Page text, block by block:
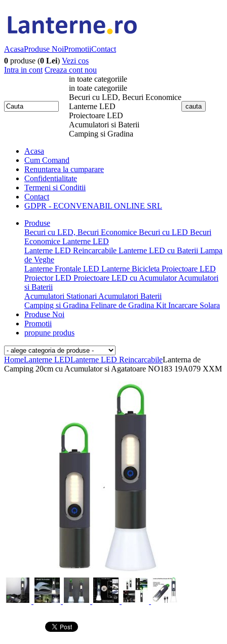
AcasaProduse NoiPromotiiContact
0 produse (0 Lei) Vezi cos
Intra in cont Creaza cont nou
in toate categoriile
in toate categoriile
Becuri cu LED, Becuri Economice
Lanterne LED
Proiectoare LED
Acumulatori si Baterii
Camping si Gradina
Acasa
Cum Comand
Renuntarea la cumparare
Confidentialitate
Termeni si Conditii
Contact
GDPR - ECONVENABIL ONLINE SRL
Produse
Becuri cu LED, Becuri Economice Becuri cu LED Becuri
Economice Lanterne LED
Lanterne LED Reincarcabile Lanterne LED cu Baterii Lampa
de Veghe
Lanterne Frontale LED Lanterne Bicicleta Proiectoare LED
Proiector LED Proiectoare LED cu AcumulatorAcumulatori
si Baterii
Acumulatori Stationari Acumulatori Baterii
Camping si Gradina Felinare de Gradina Kit Incarcare Solara
Produse Noi
Promotii
propune produs
HomeLanterne LEDLanterne LED ReincarcabileLanterna de
Camping 20cm cu Acumulator si Agatatoare NO183 19A079 XXM